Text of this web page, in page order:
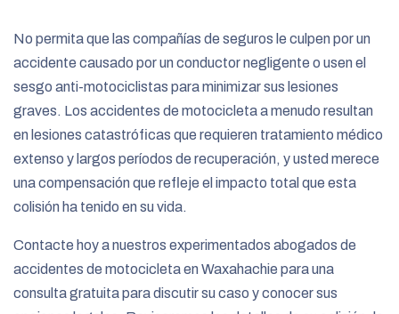
No permita que las compañías de seguros le culpen por un
accidente causado por un conductor negligente o usen el
sesgo anti-motociclistas para minimizar sus lesiones
graves. Los accidentes de motocicleta a menudo resultan
en lesiones catastróficas que requieren tratamiento médico
extenso y largos períodos de recuperación, y usted merece
una compensación que refleje el impacto total que esta
colisión ha tenido en su vida.
Contacte hoy a nuestros experimentados abogados de
accidentes de motocicleta en Waxahachie para una
consulta gratuita para discutir su caso y conocer sus